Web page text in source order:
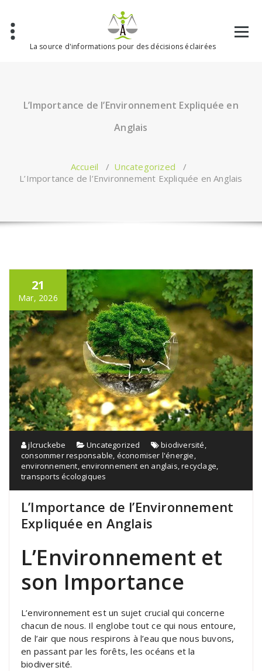
contenu
La source d'informations pour des décisions éclairées
L’Importance de l’Environnement Expliquée en
Anglais
Accueil / Uncategorized /
L’Importance de l’Environnement Expliquée en Anglais
21
Mar, 2026
jlcruckebe Uncategorized biodiversité,
consommer responsable, économiser l'énergie,
environnement,environnement en anglais,recyclage,
transports écologiques
L’Importance de l’Environnement
Expliquée en Anglais
L’Environnement et
son Importance
L’environnement est un sujet crucial qui concerne
chacun de nous. Il englobe tout ce qui nous entoure,
de l’air que nous respirons à l’eau que nous buvons,
en passant par les forêts, les océans et la
biodiversité.